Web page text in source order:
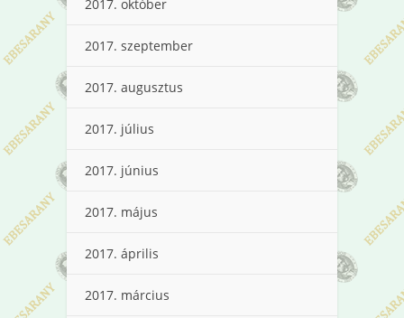
2017. október
2017. szeptember
2017. augusztus
2017. július
2017. június
2017. május
2017. április
2017. március